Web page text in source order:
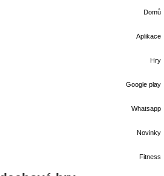
Domů
Aplikace
Hry
Google play
Whatsapp
Novinky
Fitness